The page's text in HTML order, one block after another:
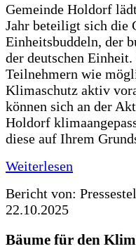
Gemeinde Holdorf
Jahr beteiligt sich die
Einheitsbuddeln, der
der deutschen
Teilnehmern wie
Klimaschutz aktiv
können sich an der
Holdorf
diese auf Ihrem
Weiterlesen
Bericht von:
22.10.2025
Bäume für den